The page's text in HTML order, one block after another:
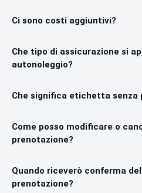
Ci sono costi aggiuntivi?
Che tipo di assicurazione si
autonoleggio?
Che significa etichetta senza
Come posso modificare o
prenotazione?
Quando riceverò conferma
prenotazione?